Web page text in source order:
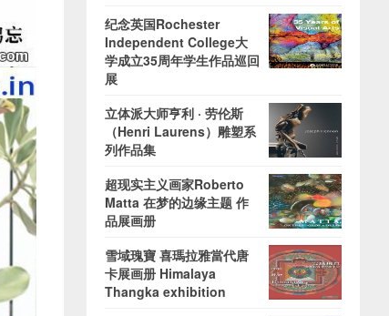
纪念英国Rochester
Independent College大
学成立35周年学生作品巡回
展
立体派大师亨利 · 劳伦斯
（Henri Laurens）雕塑系
列作品集
超现实主义画家Roberto
Matta 在梦的边缘主题 作
品展画册
雪域瑰寶 喜瑪拉雅當代唐
卡展画册 Himalaya
Thangka exhibition